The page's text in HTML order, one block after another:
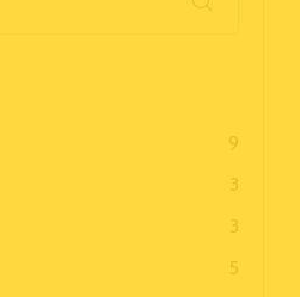
9
3
3
5